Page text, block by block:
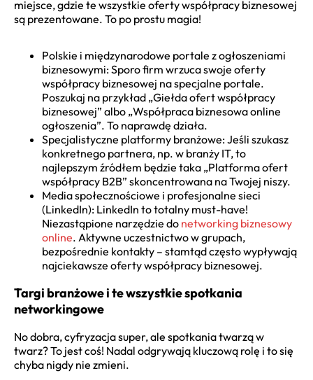
miejsce, gdzie te wszystkie oferty współpracy biznesowej
są prezentowane. To po prostu magia!
Polskie i międzynarodowe portale z ogłoszeniami
biznesowymi: Sporo firm wrzuca swoje oferty
współpracy biznesowej na specjalne portale.
Poszukaj na przykład „Giełda ofert współpracy
biznesowej” albo „Współpraca biznesowa online
ogłoszenia”. To naprawdę działa.
Specjalistyczne platformy branżowe: Jeśli szukasz
konkretnego partnera, np. w branży IT, to
najlepszym źródłem będzie taka „Platforma ofert
współpracy B2B” skoncentrowana na Twojej niszy.
Media społecznościowe i profesjonalne sieci
(LinkedIn): LinkedIn to totalny must-have!
Niezastąpione narzędzie do networking biznesowy
online. Aktywne uczestnictwo w grupach,
bezpośrednie kontakty – stamtąd często wypływają
najciekawsze oferty współpracy biznesowej.
Targi branżowe i te wszystkie spotkania
networkingowe
No dobra, cyfryzacja super, ale spotkania twarzą w
twarz? To jest coś! Nadal odgrywają kluczową rolę i to się
chyba nigdy nie zmieni.